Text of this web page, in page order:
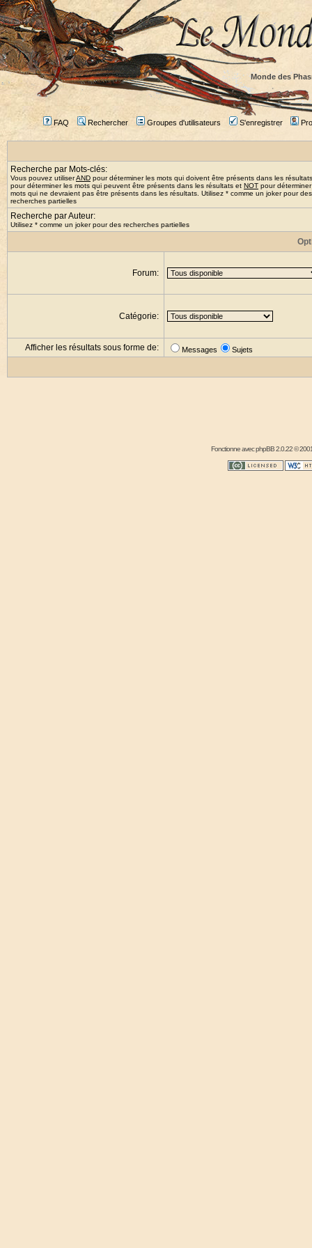
Monde des
FAQ Rechercher Groupes d'utilisateurs S'enregistrer
Recherche par Mots-clés:
Vous pouvez utiliserAND pour déterminer les mots qui doivent être présents dans les
pour déterminer les mots qui peuvent être présents dans les résultats et NOT pour
mots qui ne devraient pas être présents dans les résultats. Utilisez * comme un joker pour des
recherches partielles
Recherche par Auteur:
Utilisez * comme un joker pour des recherches partielles
Forum:
Catégorie:
Afficher les résultats sous forme de: Messages Sujets
Fonctionne avecphpBB2.0.22 ©